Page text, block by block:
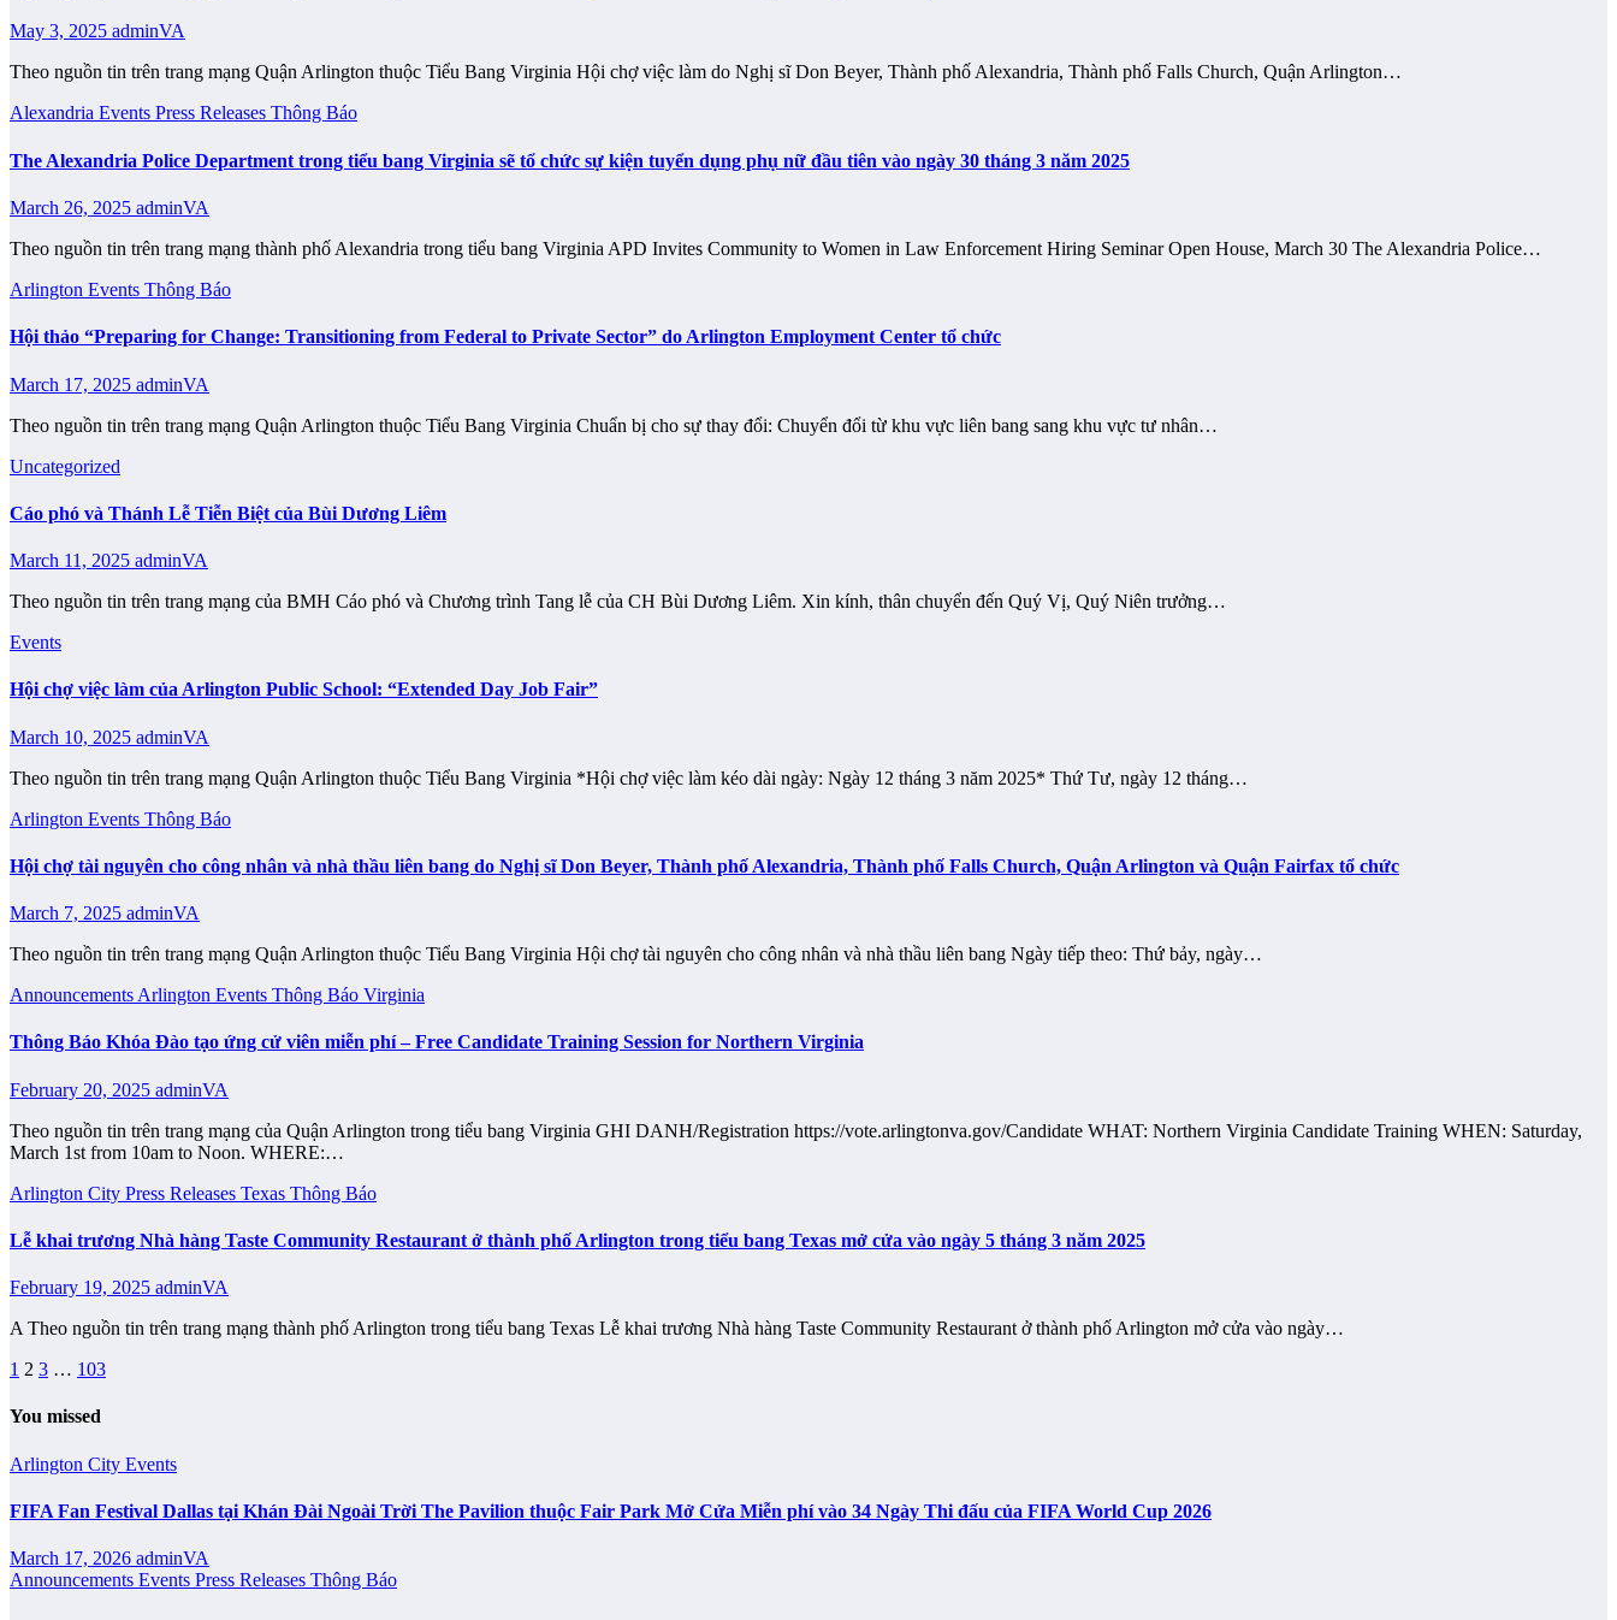
May 3, 2025 adminVA
Theo nguồn tin trên trang mạng Quận Arlington thuộc Tiểu Bang Virginia Hội chợ việc làm do Nghị sĩ Don Beyer, Thành phố Alexandria, Thành phố Falls Church, Quận Arlington…
Alexandria Events Press Releases Thông Báo
The Alexandria Police Department trong tiểu bang Virginia sẽ tổ chức sự kiện tuyển dụng phụ nữ đầu tiên vào ngày 30 tháng 3 năm 2025
March 26, 2025 adminVA
Theo nguồn tin trên trang mạng thành phố Alexandria trong tiểu bang Virginia APD Invites Community to Women in Law Enforcement Hiring Seminar Open House, March 30 The Alexandria Police…
Arlington Events Thông Báo
Hội thảo “Preparing for Change: Transitioning from Federal to Private Sector” do Arlington Employment Center tổ chức
March 17, 2025 adminVA
Theo nguồn tin trên trang mạng Quận Arlington thuộc Tiểu Bang Virginia Chuẩn bị cho sự thay đổi: Chuyển đổi từ khu vực liên bang sang khu vực tư nhân…
Uncategorized
Cáo phó và Thánh Lễ Tiễn Biệt của Bùi Dương Liêm
March 11, 2025 adminVA
Theo nguồn tin trên trang mạng của BMH Cáo phó và Chương trình Tang lễ của CH Bùi Dương Liêm. Xin kính, thân chuyển đến Quý Vị, Quý Niên trưởng…
Events
Hội chợ việc làm của Arlington Public School: “Extended Day Job Fair”
March 10, 2025 adminVA
Theo nguồn tin trên trang mạng Quận Arlington thuộc Tiểu Bang Virginia *Hội chợ việc làm kéo dài ngày: Ngày 12 tháng 3 năm 2025* Thứ Tư, ngày 12 tháng…
Arlington Events Thông Báo
Hội chợ tài nguyên cho công nhân và nhà thầu liên bang do Nghị sĩ Don Beyer, Thành phố Alexandria, Thành phố Falls Church, Quận Arlington và Quận Fairfax tổ chức
March 7, 2025 adminVA
Theo nguồn tin trên trang mạng Quận Arlington thuộc Tiểu Bang Virginia Hội chợ tài nguyên cho công nhân và nhà thầu liên bang Ngày tiếp theo: Thứ bảy, ngày…
Announcements Arlington Events Thông Báo Virginia
Thông Báo Khóa Đào tạo ứng cử viên miễn phí – Free Candidate Training Session for Northern Virginia
February 20, 2025 adminVA
Theo nguồn tin trên trang mạng của Quận Arlington trong tiểu bang Virginia GHI DANH/Registration https://vote.arlingtonva.gov/Candidate WHAT: Northern Virginia Candidate Training WHEN: Saturday,
March 1st from 10am to Noon. WHERE:…
Arlington City Press Releases Texas Thông Báo
Lễ khai trương Nhà hàng Taste Community Restaurant ở thành phố Arlington trong tiểu bang Texas mở cửa vào ngày 5 tháng 3 năm 2025
February 19, 2025 adminVA
A Theo nguồn tin trên trang mạng thành phố Arlington trong tiểu bang Texas Lễ khai trương Nhà hàng Taste Community Restaurant ở thành phố Arlington mở cửa vào ngày…
Posts
pagination
1 2 3 … 103
You missed
Arlington City Events
FIFA Fan Festival Dallas tại Khán Đài Ngoài Trời The Pavilion thuộc Fair Park Mở Cửa Miễn phí vào 34 Ngày Thi đấu của FIFA World Cup 2026
March 17, 2026 adminVA
Announcements Events Press Releases Thông Báo